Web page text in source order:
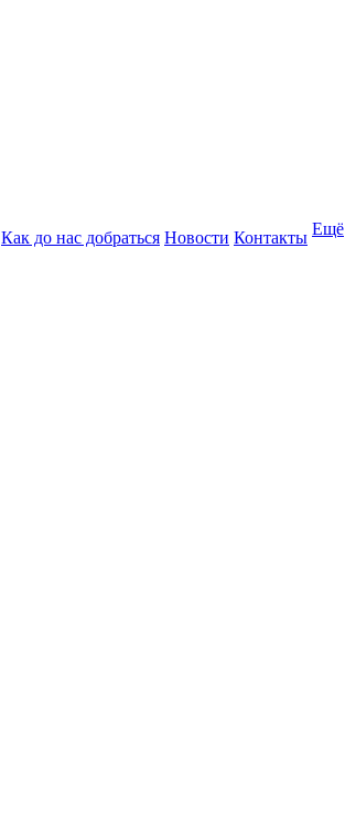
Как до нас добраться Новости Контакты Ещё